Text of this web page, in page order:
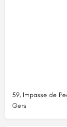
59, Impasse de
Gers